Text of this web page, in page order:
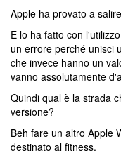
Apple ha provato a
E lo ha fatto con
un errore perché unisci
che invece hanno un
vanno assolutamente
Quindi qual è la strada
versione?
Beh fare un altro Apple
destinato al fitness.